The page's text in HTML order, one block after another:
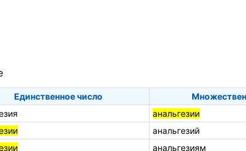
Единственное число
анальгезии
анальгезий
анальгезиям